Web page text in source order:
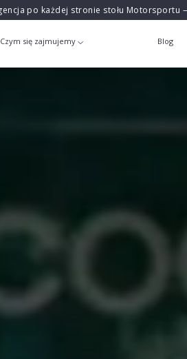
po każdej stronie stołu
Czym się zajmujemy Blog